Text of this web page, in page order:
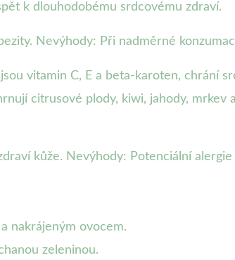
k dlouhodobému srdcovému zdraví.
Nevýhody: Při nadměrné
vitamin C, E a beta-karoten, chrání
citrusové plody, kiwi, jahody,
kůže. Nevýhody: Potenciální
nakrájeným ovocem.
zeleninou.